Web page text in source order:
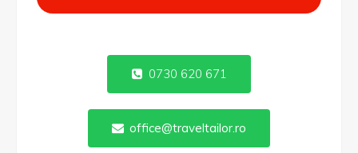
0730 620 671
office@traveltailor.ro